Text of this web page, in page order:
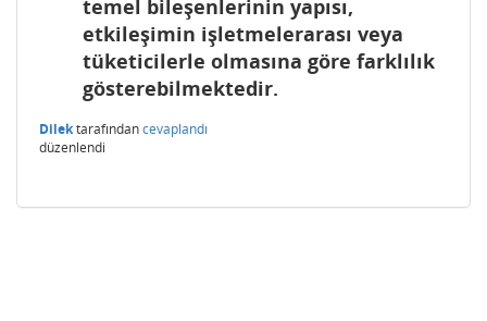
temel bileşenlerinin yapısı,
etkileşimin işletmelerarası veya
tüketicilerle olmasına göre farklılık
gösterebilmektedir.
Dilektarafındancevaplandı
düzenlendi